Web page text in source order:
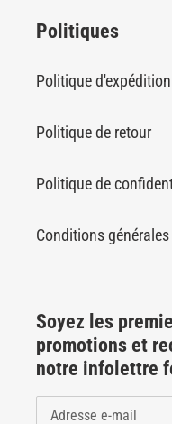
Politiques
Politique d'expédition
Politique de retour
Politique de
Conditions
Soyez les
promotions et
notre infolettre